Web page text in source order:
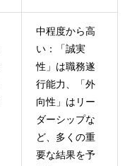
中程度から高
い：「誠実
性」は職務遂
行能力、「外
向性」はリー
ダーシップな
ど、多くの重
要な結果を予